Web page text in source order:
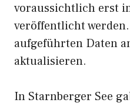
voraussichtlich erst
veröffentlicht
aufgeführten Daten
aktualisieren.
In Starnberger See